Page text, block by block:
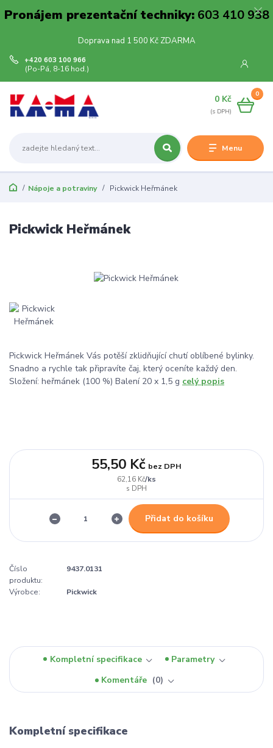
Pronájem prezentační techniky:603 410 938
Doprava nad 1 500 Kč ZDARMA
Menu
+420 603 100 966
(Po-Pá, 8-16 hod.)
0
0 Kč
Nápoje a potraviny Pickwick Heřmánek
Pickwick Heřmánek
Pickwick Heřmánek Vás potěší zklidňující chutí oblíbené bylinky.
Snadno a rychle tak připravíte čaj, který oceníte každý den.
Složení: heřmánek (100 %) Balení 20 x 1,5 g celý popis
62,16 Kč/ks
55,50 Kč bez DPH
Přidat do košíku
Číslo
produktu:
9437.0131
Výrobce: Pickwick
Kompletní specifikace
Parametry
Komentáře
0
Kompletní specifikace